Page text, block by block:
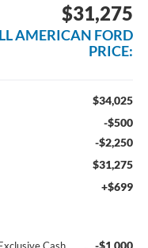
$31,275
AMERICAN FORD
PRICE:
$34,025
-$500
-$2,250
$31,275
+$699